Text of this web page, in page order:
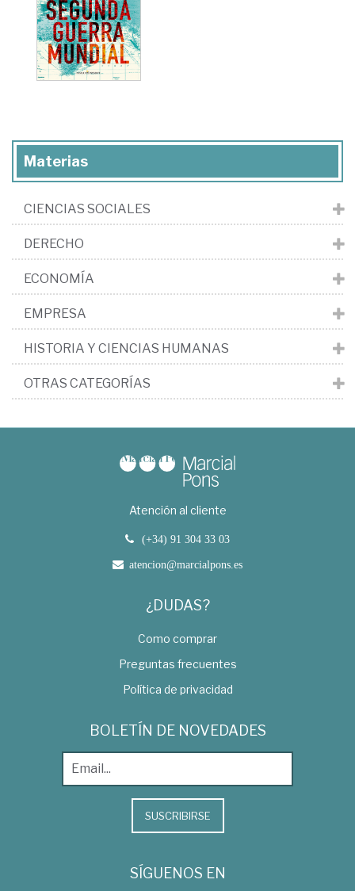
Materias
CIENCIAS SOCIALES
DERECHO
ECONOMÍA
EMPRESA
HISTORIA Y CIENCIAS HUMANAS
OTRAS CATEGORÍAS
Atención al cliente
(+34) 91 304 33 03
atencion@marcialpons.es
¿DUDAS?
Como comprar
Preguntas frecuentes
Política de privacidad
BOLETÍN DE NOVEDADES
SUSCRIBIRSE
SÍGUENOS EN